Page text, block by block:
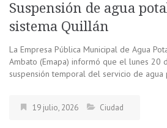
Suspensión de agua
sistema Quillán
La Empresa Pública Municipal de Agua
Ambato (Emapa) informó que el lunes 20
suspensión temporal del servicio de
19 julio, 2026 Ciudad